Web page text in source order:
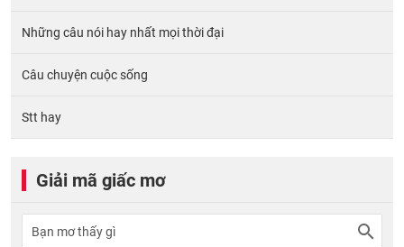
Những câu nói hay nhất mọi thời đại
Câu chuyện cuộc sống
Stt hay
Giải mã giấc mơ